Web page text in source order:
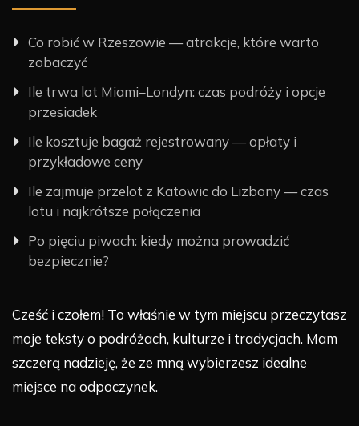
Co robić w Rzeszowie — atrakcje, które warto
zobaczyć
Ile trwa lot Miami–Londyn: czas podróży i opcje
przesiadek
Ile kosztuje bagaż rejestrowany — opłaty i
przykładowe ceny
Ile zajmuje przelot z Katowic do Lizbony — czas
lotu i najkrótsze połączenia
Po pięciu piwach: kiedy można prowadzić
bezpiecznie?
Cześć i czołem! To właśnie w tym miejscu przeczytasz
moje teksty o podróżach, kulturze i tradycjach. Mam
szczerą nadzieję, że ze mną wybierzesz idealne
miejsce na odpoczynek.